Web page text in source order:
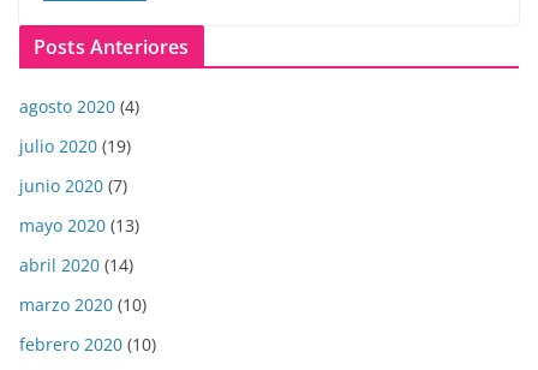
Posts Anteriores
agosto 2020 (4)
julio 2020 (19)
junio 2020 (7)
mayo 2020 (13)
abril 2020 (14)
marzo 2020 (10)
febrero 2020 (10)